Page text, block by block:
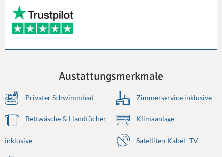
Austattungsmerkmale
Privater Schwimmbad Zimmerservice inklusive
Bettwäsche & Handtücher
inklusive
Klimaanlage
Satelliten-Kabel- TV